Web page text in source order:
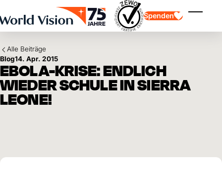
Spenden
Alle Beiträge
Blog14. Apr. 2015
EBOLA-KRISE: ENDLICH
WIEDER SCHULE IN SIERRA
LEONE!